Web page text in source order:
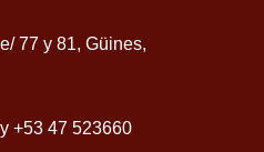
77 y 81, Güines,
+53 47 523660